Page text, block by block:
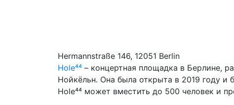
Hermannstraße 146, 12051 Berlin
Hole⁴⁴ – концертная площадка в Берлине,
Нойкёльн. Она была открыта в 2019 году
Hole⁴⁴ может вместить до 500 человек и